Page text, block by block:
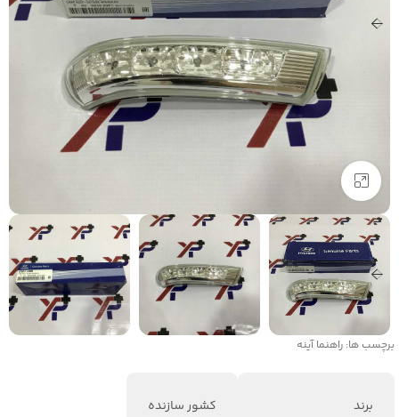
برای بزرگنمایی کلیک کنید
برچسب ها: راهنما آینه
برند کشور سازنده